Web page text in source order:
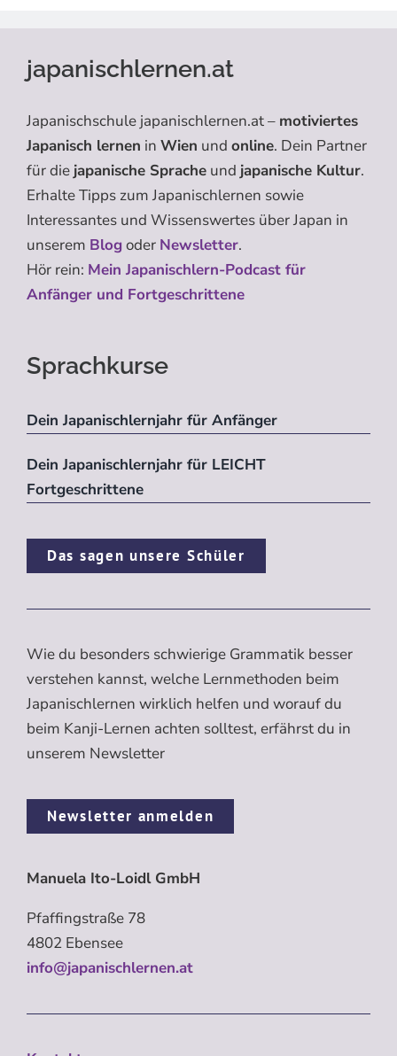
japanischlernen.at
Japanischschule japanischlernen.at – motiviertes
Japanisch lernen in Wien und online. Dein Partner
für die japanische Sprache und japanische Kultur.
Erhalte Tipps zum Japanischlernen sowie
Interessantes und Wissenswertes über Japan in
unserem Blogoder Newsletter.
Hör rein: Mein Japanischlern-Podcast für
Anfänger und Fortgeschrittene
Sprachkurse
Dein Japanischlernjahr für Anfänger
Dein Japanischlernjahr für LEICHT
Fortgeschrittene
Das sagen unsere Schüler
Wie du besonders schwierige Grammatik besser
verstehen kannst, welche Lernmethoden beim
Japanischlernen wirklich helfen und worauf du
beim Kanji-Lernen achten solltest, erfährst du in
unserem Newsletter
Newsletter anmelden
Manuela Ito-Loidl GmbH
Pfaffingstraße 78
4802 Ebensee
info@japanischlernen.at